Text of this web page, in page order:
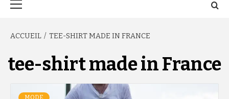
ACCUEIL TEE-SHIRT MADE IN FRANCE
tee-shirt made in France
MODE